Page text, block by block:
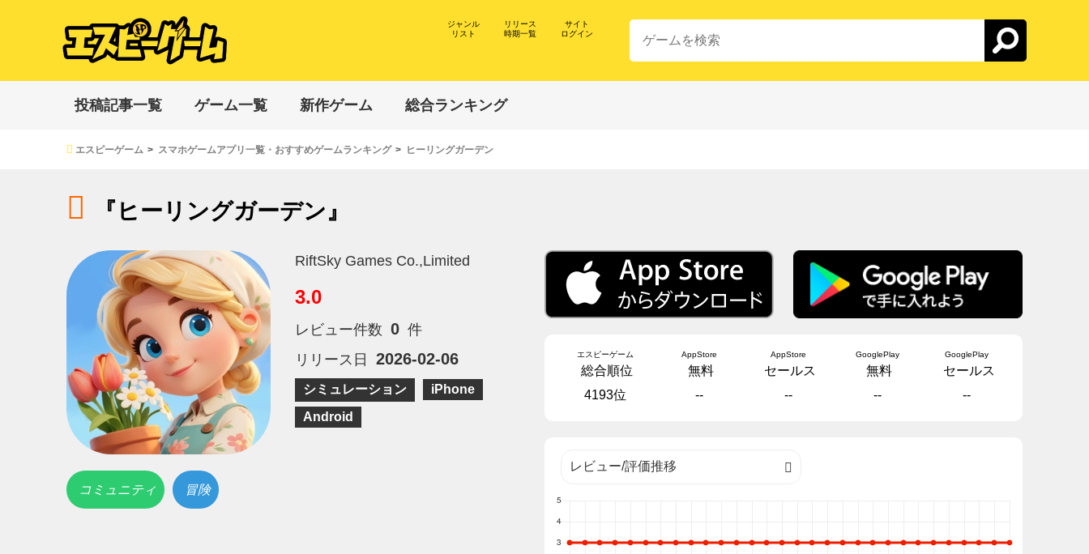
ジャンル
リスト
リリース
時期一覧
サイト
ログイン
投稿記事一覧 ゲーム一覧 新作ゲーム 総合ランキング
エスピーゲーム スマホゲームアプリ一覧・おすすめゲームランキング ヒーリングガーデン
『ヒーリングガーデン』
RiftSky Games Co.,Limited
3.0
レビュー件数 0 件
リリース日
2026-02-06
シミュレーション
iPhone
Android
コミュニティ 冒険
エスピーゲーム
総合順位
4193位
AppStore
無料
--
AppStore
セールス
--
GooglePlay
無料
--
GooglePlay
セールス
--